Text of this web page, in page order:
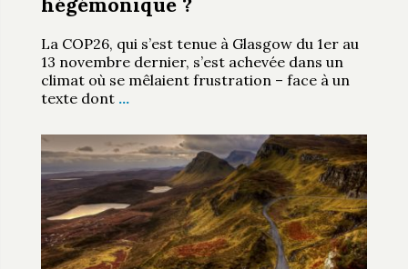
La COP26, qui s’est tenue à Glasgow du 1er au
13 novembre dernier, s’est achevée dans un
climat où se mêlaient frustration – face à un
texte dont …